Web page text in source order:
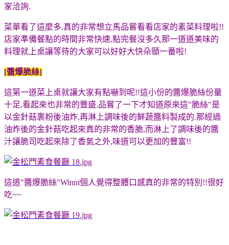
家洽詢.
菜單看了這麼多,真的非常想立馬品嘗看看店家的素菜料理啦!!
店家準備餐點的時間非常快速,點完餐沒多久那一道道美味的
料理就上桌讓等待的大家可以好好大快朵頤一番啦!
[醬爆脆絲]
這第一道菜上桌就讓大家有點嚇到呢!!這小份的醬爆脆絲份量
十足,看起來也非常的豐盛.品嘗了一下才知道原來這"脆絲"是
以金針菇裹粉後油炸,再淋上調味後的鮮蔬醬料製成的.那經過
油炸後的金針菇吃起來真的非常的香脆,而淋上了調味後的醬
汁讓脆司吃起來除了香氣之外,味道可以更加的豐富!!
這道"醬爆脆絲"Winni個人覺得整體口感真的非常的特別!!很好
吃~~